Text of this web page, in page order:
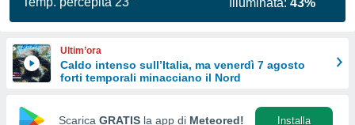
Web
le
Illuminata:43%
Ultim’ora
Caldo intenso sull’Italia, ma venerdì 7 agosto
forti temporali minacciano il Nord
Scarica GRATIS la app di Meteored! Installa